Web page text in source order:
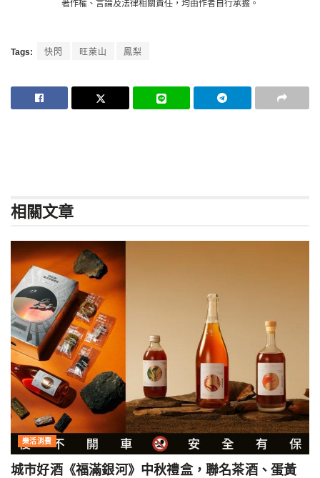
著作權、言論及法律相關責任，均由作者自行承擔。
Tags: 快閃 旺萊山 鳳梨
相關文章
樂活消費
城市好酒《福滿銀河》中秋禮盒，聯名茶酒、蛋黃